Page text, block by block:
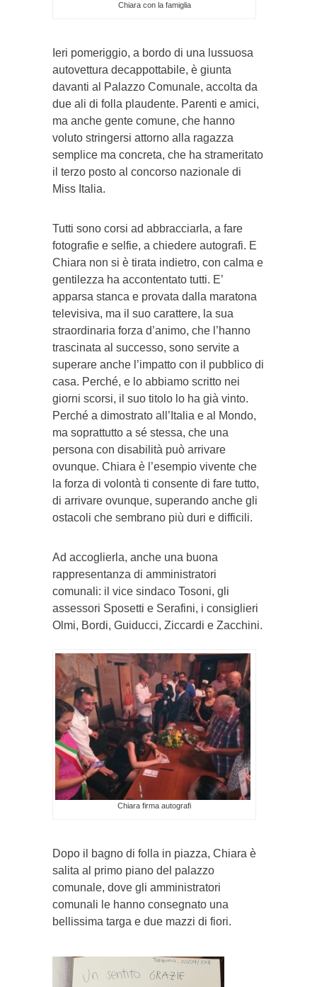
Chiara con la famiglia
Ieri pomeriggio, a bordo di una lussuosa
autovettura decappottabile, è giunta
davanti al Palazzo Comunale, accolta da
due ali di folla plaudente. Parenti e amici,
ma anche gente comune, che hanno
voluto stringersi attorno alla ragazza
semplice ma concreta, che ha strameritato
il terzo posto al concorso nazionale di
Miss Italia.
Tutti sono corsi ad abbracciarla, a fare
fotografie e selfie, a chiedere autografi. E
Chiara non si è tirata indietro, con calma e
gentilezza ha accontentato tutti. E’
apparsa stanca e provata dalla maratona
televisiva, ma il suo carattere, la sua
straordinaria forza d’animo, che l’hanno
trascinata al successo, sono servite a
superare anche l’impatto con il pubblico di
casa. Perché, e lo abbiamo scritto nei
giorni scorsi, il suo titolo lo ha già vinto.
Perché a dimostrato all’Italia e al Mondo,
ma soprattutto a sé stessa, che una
persona con disabilità può arrivare
ovunque. Chiara è l’esempio vivente che
la forza di volontà ti consente di fare tutto,
di arrivare ovunque, superando anche gli
ostacoli che sembrano più duri e difficili.
Ad accoglierla, anche una buona
rappresentanza di amministratori
comunali: il vice sindaco Tosoni, gli
assessori Sposetti e Serafini, i consiglieri
Olmi, Bordi, Guiducci, Ziccardi e Zacchini.
Chiara firma autografi
Dopo il bagno di folla in piazza, Chiara è
salita al primo piano del palazzo
comunale, dove gli amministratori
comunali le hanno consegnato una
bellissima targa e due mazzi di fiori.